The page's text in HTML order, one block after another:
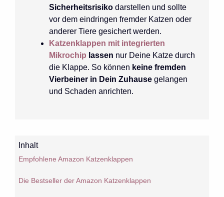
Sicherheitsrisiko darstellen und sollte
vor dem eindringen fremder Katzen oder
anderer Tiere gesichert werden.
Katzenklappen mit integrierten
Mikrochip lassen nur Deine Katze durch
die Klappe. So können keine fremden
Vierbeiner in Dein Zuhause gelangen
und Schaden anrichten.
Inhalt
Empfohlene Amazon Katzenklappen
Die Bestseller der Amazon Katzenklappen